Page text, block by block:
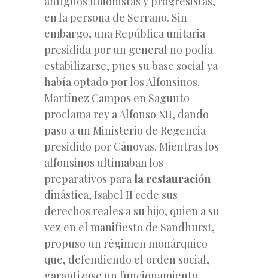
en la persona de Serrano. Sin
embargo, una República unitaria
presidida por un general no podía
estabilizarse, pues su base social ya
había optado por los Alfonsinos.
Martínez Campos en Sagunto
proclama rey a Alfonso XII, dando
paso a un Ministerio de Regencia
presidido por Cánovas. Mientras los
alfonsinos ultimaban los
preparativos para la restauración
dinástica, Isabel II cede sus
derechos reales a su hijo, quien a su
vez en el manifiesto de Sandhurst,
propuso un régimen monárquico
que, defendiendo el orden social,